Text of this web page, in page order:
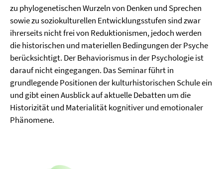
zu phylogenetischen Wurzeln von Denken und Sprechen
sowie zu soziokulturellen Entwicklungsstufen sind zwar
ihrerseits nicht frei von Reduktionismen, jedoch werden
die historischen und materiellen Bedingungen der Psyche
berücksichtigt. Der Behaviorismus in der Psychologie ist
darauf nicht eingegangen. Das Seminar führt in
grundlegende Positionen der kulturhistorischen Schule ein
und gibt einen Ausblick auf aktuelle Debatten um die
Historizität und Materialität kognitiver und emotionaler
Phänomene.